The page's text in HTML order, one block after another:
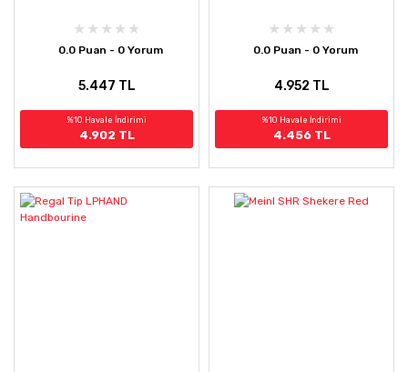
0.0 Puan - 0 Yorum
5.447 TL
%10 Havale İndirimi
4.902 TL
0.0 Puan - 0 Yorum
4.952 TL
%10 Havale İndirimi
4.456 TL